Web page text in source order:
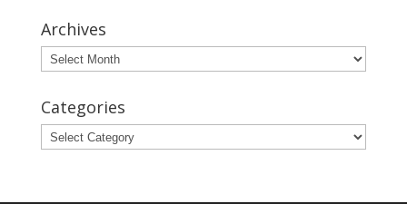
Archives
Archives
Categories
Categories